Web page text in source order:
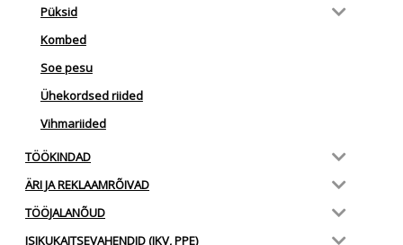
Püksid
Kombed
Soe pesu
Ühekordsed riided
Vihmariided
TÖÖKINDAD
ÄRI JA REKLAAMRÕIVAD
TÖÖJALANÕUD
ISIKUKAITSEVAHENDID (IKV, PPE)